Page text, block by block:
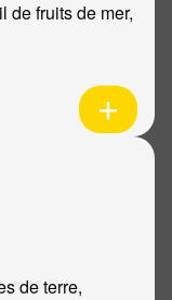
de fruits de mer,
de terre,